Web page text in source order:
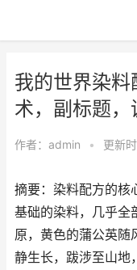
我的世界染
术，副标题
作者： admin • 更新
摘要：染料配方的核
基础的染料，几乎全
原，黄色的蒲公英随
静生长，跋涉至山地